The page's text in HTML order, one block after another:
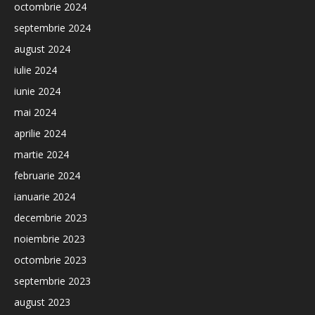
octombrie 2024
septembrie 2024
august 2024
iulie 2024
iunie 2024
mai 2024
aprilie 2024
martie 2024
februarie 2024
ianuarie 2024
decembrie 2023
noiembrie 2023
octombrie 2023
septembrie 2023
august 2023